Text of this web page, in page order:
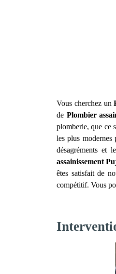
Vous cherchez un
de Plombier
plomberie, que ce
les plus modernes
désagréments et
assainissement
êtes satisfait de
compétitif. Vous